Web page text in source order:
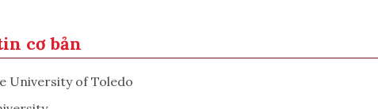
cơ bản
University of Toledo